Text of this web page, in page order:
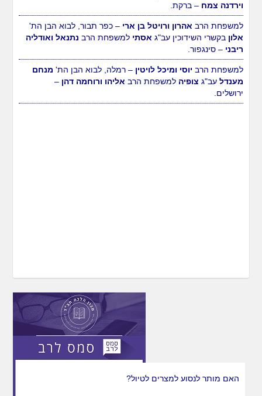
ערנטריי– ירושלים.
למשפחת הרב אבשלום ועדנה נאמן– רמת ישי, לבוא הבן הת'
נועם ישיבקשרי השידוכין עב"גמיכל מוריה למשפחת הרבאורי
וירדנה צמח– ברקת.
למשפחת הרב אהרון ורויטל בן ארי– כפר תבור, לבוא הבן הת'
אלוןבקשרי השידוכין עב"גאסתילמשפחת הרבנתנאל ואודליה
ריבני– סינגפור.
יש לבנות טיול באוטובוס הנהג גבר, האם מותר להן לשיר